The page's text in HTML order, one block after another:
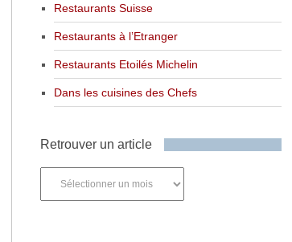
Restaurants Suisse
Restaurants à l’Etranger
Restaurants Etoilés Michelin
Dans les cuisines des Chefs
Retrouver un article